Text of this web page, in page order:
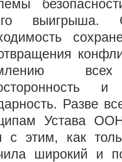
выигрыша.
и
Разве
Устава
с этим, как
широкий и